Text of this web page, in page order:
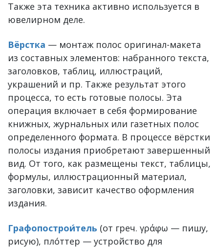
Также эта техника активно используется в
ювелирном деле.
Вёрстка — монтаж полос оригинал-макета
из составных элементов: набранного текста,
заголовков, таблиц, иллюстраций,
украшений и пр. Также результат этого
процесса, то есть готовые полосы. Эта
операция включает в себя формирование
книжных, журнальных или газетных полос
определенного формата. В процессе вёрстки
полосы издания приобретают завершенный
вид. От того, как размещены текст, таблицы,
формулы, иллюстрационный материал,
заголовки, зависит качество оформления
издания.
Графопострои́тель (от греч. γράφω — пишу,
рисую), пло́ттер — устройство для